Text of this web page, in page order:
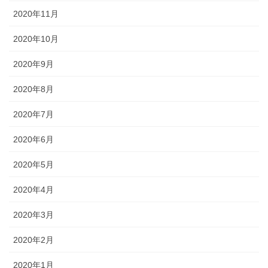
2020年11月
2020年10月
2020年9月
2020年8月
2020年7月
2020年6月
2020年5月
2020年4月
2020年3月
2020年2月
2020年1月